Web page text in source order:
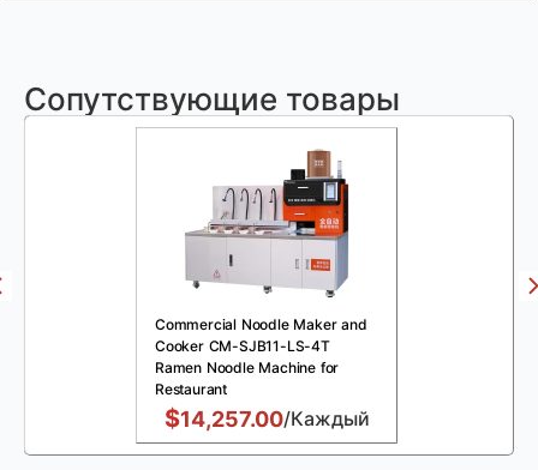
Сопутствующие товары
Commercial Noodle Maker and
Cooker CM-SJB11-LS-4T
Ramen Noodle Machine for
Restaurant
$14,257.00/Каждый